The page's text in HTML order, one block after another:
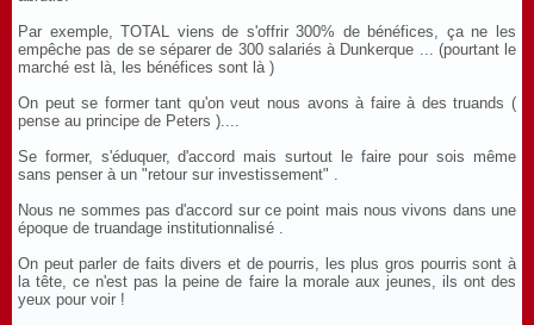
Par exemple, TOTAL viens de s'offrir 300% de bénéfices, ça ne les
empêche pas de se séparer de 300 salariés à Dunkerque ... (pourtant le
marché est là, les bénéfices sont là )
On peut se former tant qu'on veut nous avons à faire à des truands (
pense au principe de Peters )....
Se former, s'éduquer, d'accord mais surtout le faire pour sois même
sans penser à un "retour sur investissement" .
Nous ne sommes pas d'accord sur ce point mais nous vivons dans une
époque de truandage institutionnalisé .
On peut parler de faits divers et de pourris, les plus gros pourris sont à
la tête, ce n'est pas la peine de faire la morale aux jeunes, ils ont des
yeux pour voir !